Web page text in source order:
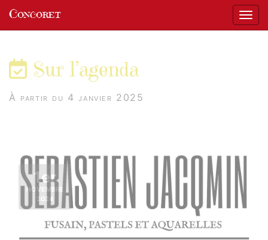
Concoret
Sur l’agenda
À partir du 4 janvier 2025
1er
NOVEMBRE
2024
Panneau de gestion des cookies